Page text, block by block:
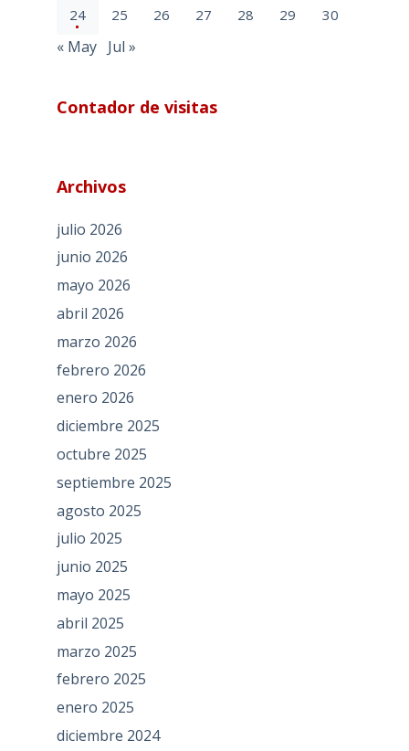
24 25 26 27 28 29 30
« May Jul »
Contador de visitas
Archivos
julio 2026
junio 2026
mayo 2026
abril 2026
marzo 2026
febrero 2026
enero 2026
diciembre 2025
octubre 2025
septiembre 2025
agosto 2025
julio 2025
junio 2025
mayo 2025
abril 2025
marzo 2025
febrero 2025
enero 2025
diciembre 2024